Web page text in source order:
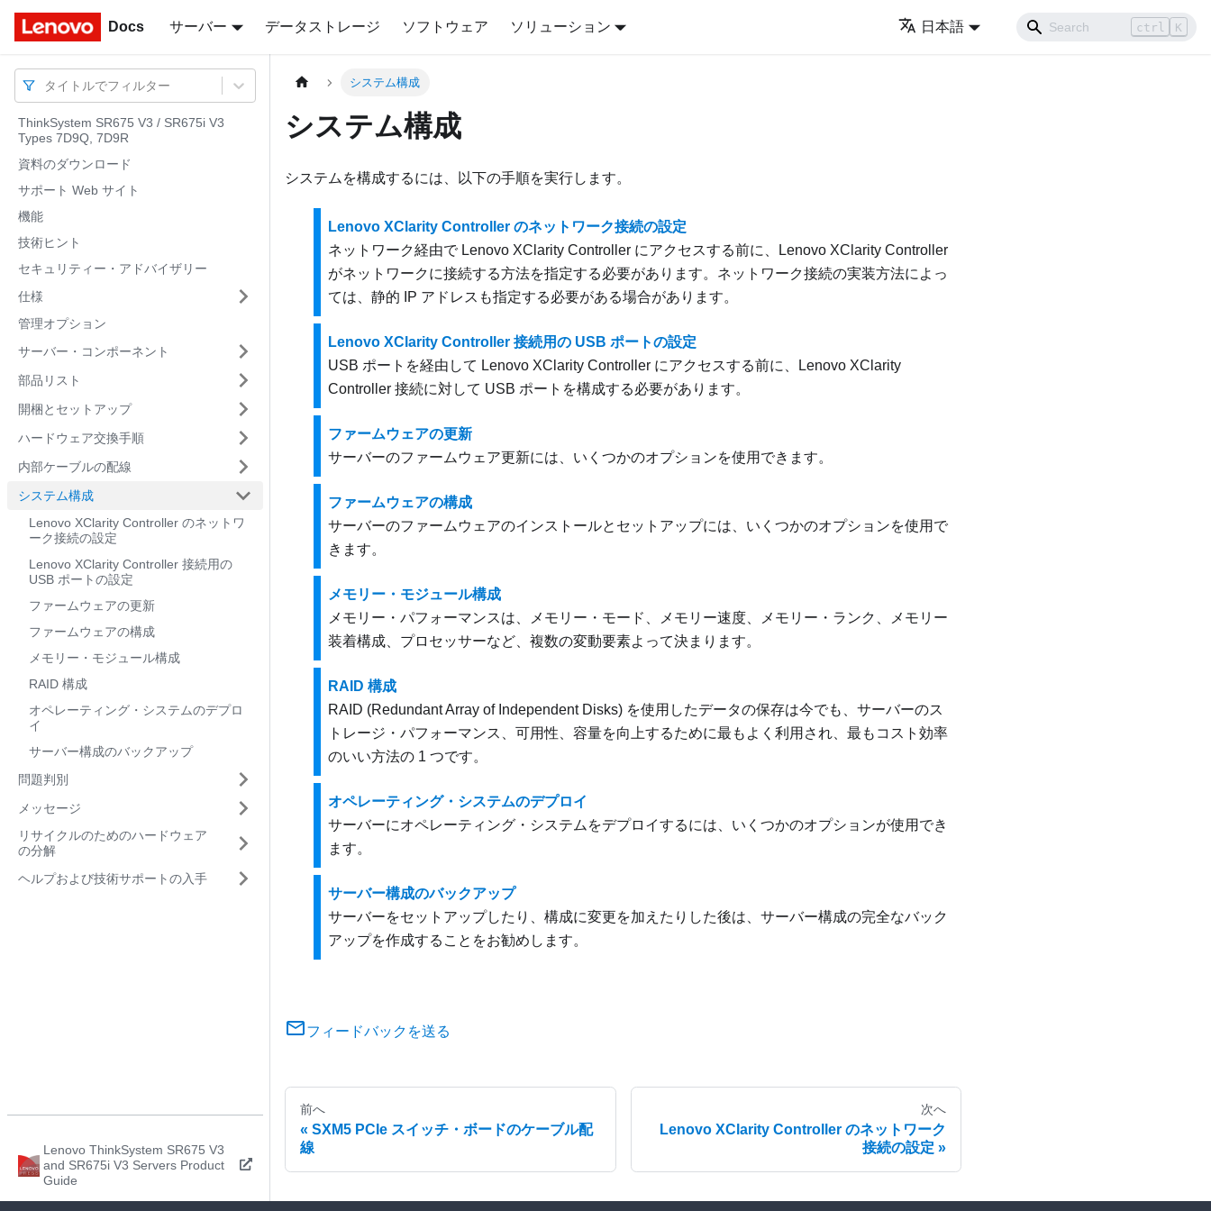
Docs サーバー データストレージ ソフトウェア ソリューション 日本語 ctrl K
Docs
タイトルでフィルター
ThinkSystem SR675 V3 / SR675i V3
Types 7D9Q, 7D9R
資料のダウンロード
サポート Web サイト
機能
技術ヒント
セキュリティー・アドバイザリー
仕様
管理オプション
サーバー・コンポーネント
部品リスト
開梱とセットアップ
ハードウェア交換手順
内部ケーブルの配線
システム構成
Lenovo XClarity Controller のネットワ
ーク接続の設定
Lenovo XClarity Controller 接続用の
USB ポートの設定
ファームウェアの更新
ファームウェアの構成
メモリー・モジュール構成
RAID 構成
オペレーティング・システムのデプロ
イ
サーバー構成のバックアップ
問題判別
メッセージ
リサイクルのためのハードウェア
の分解
ヘルプおよび技術サポートの入手
Lenovo ThinkSystem SR675 V3
and SR675i V3 Servers Product
Guide
システム構成
システム構成
システムを構成するには、以下の手順を実行します。
Lenovo XClarity Controller のネットワーク接続の設定
ネットワーク経由で Lenovo XClarity Controller にアクセスする前に、
Lenovo XClarity Controller
がネットワークに接続する方法を指定する必要があります。ネットワーク接続の実装方法によっ
ては、静的 IP アドレスも指定する必要がある場合があります。
Lenovo XClarity Controller 接続用の USB ポートの設定
USB ポートを経由して Lenovo XClarity Controller にアクセスする前に、
Lenovo XClarity
Controller 接続に対して USB ポートを構成する必要があります。
ファームウェアの更新
サーバーのファームウェア更新には、いくつかのオプションを使用できます。
ファームウェアの構成
サーバーのファームウェアのインストールとセットアップには、いくつかのオプションを使用で
きます。
メモリー・モジュール構成
メモリー・パフォーマンスは、メモリー・モード、メモリー速度、メモリー・ランク、メモリー
装着構成、プロセッサーなど、複数の変動要素よって決まります。
RAID 構成
RAID (Redundant Array of Independent Disks) を使用したデータの保存は今でも、サーバーのス
トレージ・パフォーマンス、可用性、容量を向上するために最もよく利用され、最もコスト効率
のいい方法の 1 つです。
オペレーティング・システムのデプロイ
サーバーにオペレーティング・システムをデプロイするには、いくつかのオプションが使用でき
ます。
サーバー構成のバックアップ
サーバーをセットアップしたり、構成に変更を加えたりした後は、サーバー構成の完全なバック
アップを作成することをお勧めします。
フィードバックを送る
前へ
SXM5 PCIe スイッチ・ボードのケーブル配
線
次へ
Lenovo XClarity Controller のネットワーク
接続の設定